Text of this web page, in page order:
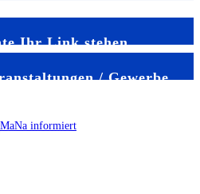
Ihr Link stehen
/ Gewerbe